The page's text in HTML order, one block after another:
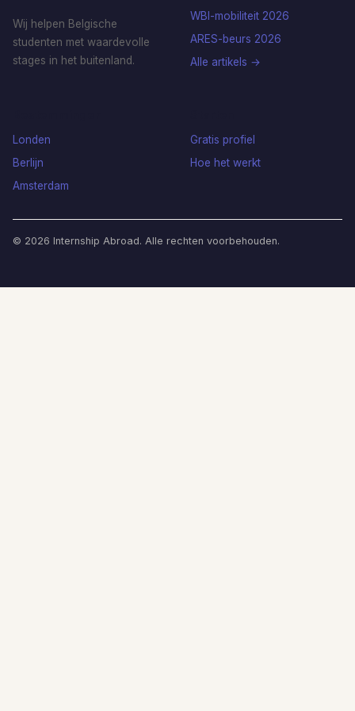
Wij helpen Belgische
studenten met waardevolle
stages in het buitenland.
WBI-mobiliteit 2026
ARES-beurs 2026
Alle artikels →
Londen
Berlijn
Amsterdam
Gratis profiel
Hoe het werkt
© 2026 Internship Abroad. Alle rechten voorbehouden.